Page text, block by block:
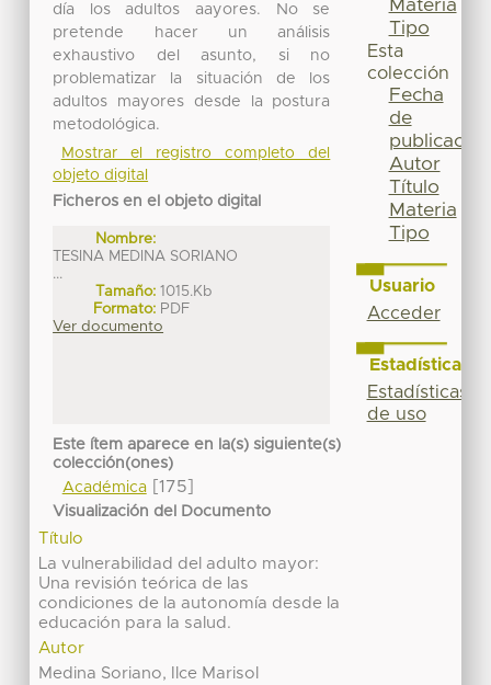
día los adultos aayores. No se
pretende hacer un análisis
exhaustivo del asunto, si no
problematizar la situación de los
adultos mayores desde la postura
metodológica.
Mostrar el registro completo del
objeto digital
Ficheros en el objeto digital
Nombre:
TESINA MEDINA SORIANO
...
Tamaño: 1015.Kb
Formato: PDF
Ver documento
Este ítem aparece en la(s) siguiente(s)
colección(ones)
Académica[175]
Visualización del Documento
Título
La vulnerabilidad del adulto mayor:
Una revisión teórica de las
condiciones de la autonomía desde la
educación para la salud.
Autor
Medina Soriano, Ilce Marisol
Materia
Tipo
Esta
colección
Fecha
de
publicación
Autor
Título
Materia
Tipo
Usuario
Acceder
Estadísticas
Estadísticas
de uso